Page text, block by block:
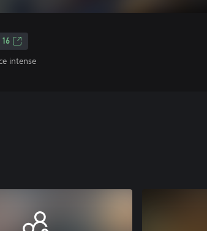
16
intense